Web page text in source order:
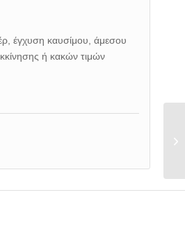
έγχυση καυσίμου, άμεσου
ή κακών τιμών